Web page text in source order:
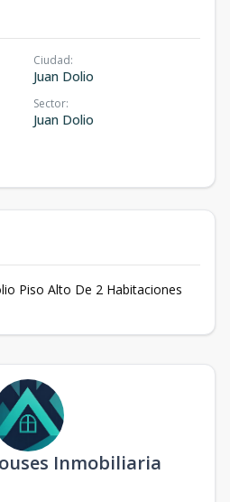
Ciudad:
Juan Dolio
Sector:
Juan Dolio
Piso Alto De 2 Habitaciones
Inmobiliaria